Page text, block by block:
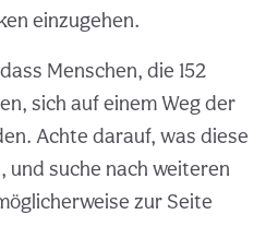
einzugehen.
Menschen, die 152
sich auf einem Weg der
Achte darauf, was diese
und suche nach weiteren
zur Seite